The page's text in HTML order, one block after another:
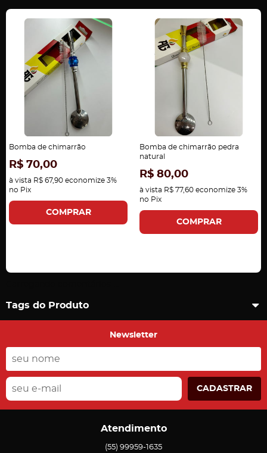
Bomba de chimarrão
R$ 70,00
à vista R$ 67,90 economize 3%
no Pix
COMPRAR
Bomba de chimarrão pedra
natural
R$ 80,00
à vista R$ 77,60 economize 3%
no Pix
COMPRAR
Tags do Produto
Newsletter
CADASTRAR
Atendimento
(55) 99959-1635